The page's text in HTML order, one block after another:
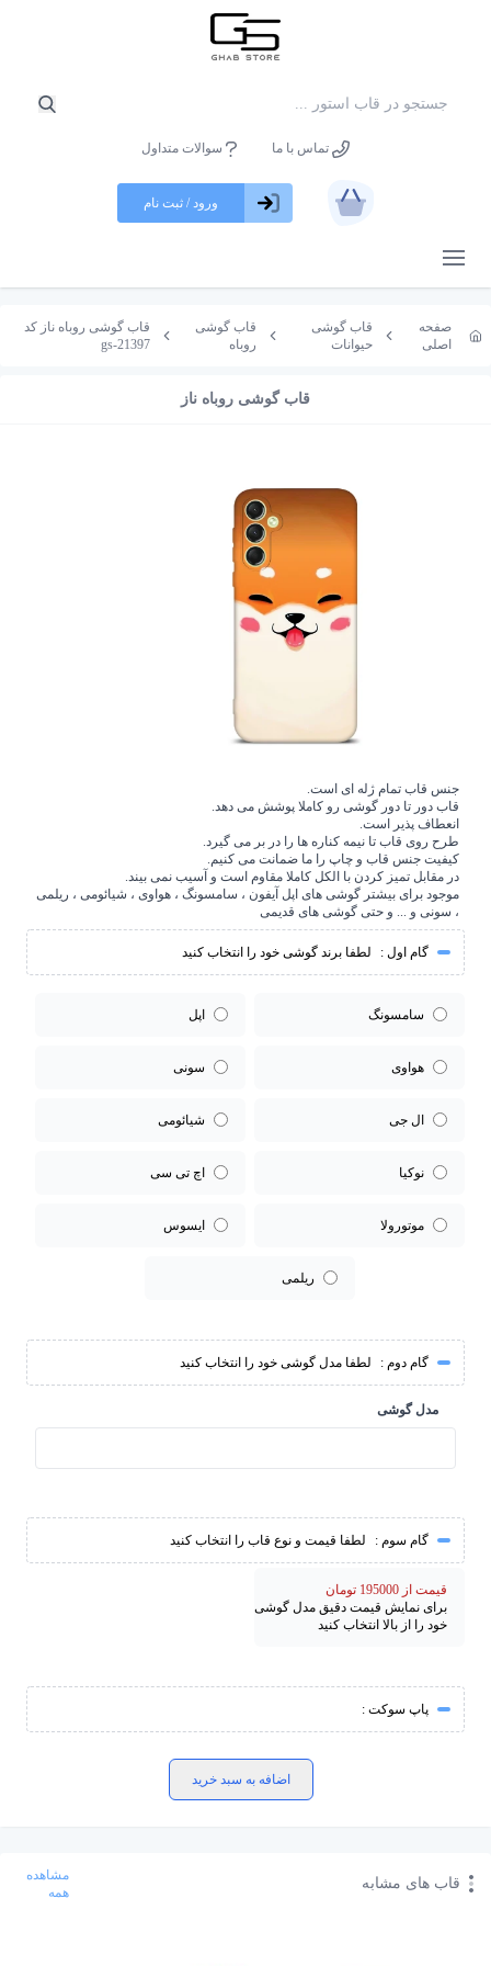
تماس با ما سوالات متداول
باز کردن منو
ورود / ثبت نام
صفحه
اصلی
قاب گوشی
حیوانات
قاب گوشی
روباه
قاب گوشی روباه ناز کد
gs-21397
قاب گوشی روباه ناز
جنس قاب تمام ژله ای است.
قاب دور تا دور گوشی رو کاملا پوشش می دهد.
انعطاف پذیر است.
طرح روی قاب تا نیمه کناره ها را در بر می گیرد.
کیفیت جنس قاب و چاپ را ما ضمانت می کنیم.
در مقابل تمیز کردن با الکل کاملا مقاوم است و آسیب نمی بیند.
موجود برای بیشتر گوشی های اپل آیفون ، سامسونگ ، هواوی ، شیائومی ، ریلمی
، سونی و ... و حتی گوشی های قدیمی
گام اول : لطفا برند گوشی خود را انتخاب کنید
سامسونگ اپل
هواوی سونی
ال جی شیائومی
نوکیا اچ تی سی
موتورولا ایسوس
ریلمی
گام دوم : لطفا مدل گوشی خود را انتخاب کنید
مدل گوشی
گام سوم : لطفا قیمت و نوع قاب را انتخاب کنید
قیمت از 195000 تومان
برای نمایش قیمت دقیق مدل گوشی
خود را از بالا انتخاب کنید
پاپ سوکت :
اضافه به سبد خرید
قاب های مشابه
مشاهده
همه